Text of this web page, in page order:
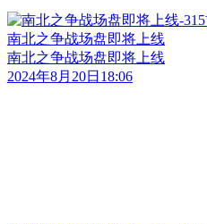
南北之争战场盘即将上线
南北之争战场盘即将上线
2024年8月20日18:06